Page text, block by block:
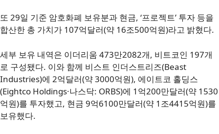
또 29일 기준 암호화폐 보유분과 현금, ‘프로젝트’ 투자 등을
합산한 총 가치가 107억달러(약 16조500억원)라고 밝혔다.
세부 보유 내역은 이더리움 473만2082개, 비트코인 197개
로 구성됐다. 이와 함께 비스트 인더스트리즈(Beast
Industries)에 2억달러(약 3000억원), 에이트코 홀딩스
(Eightco Holdings·나스닥: ORBS)에 1억200만달러(약 1530
억원)를 투자했고, 현금 9억6100만달러(약 1조4415억원)를
보유했다.